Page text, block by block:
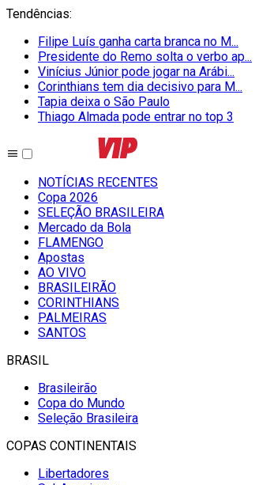
Tendências:
Filipe Luís ganha carta branca no M...
Presidente do Remo solta o verbo ap...
Vinícius Júnior pode jogar na Arábi...
Corinthians tem dia decisivo para M...
Tapia deixa o São Paulo
Thiago Almada pode entrar no top 3
NOTÍCIAS RECENTES
Copa 2026
SELEÇÃO BRASILEIRA
Mercado da Bola
FLAMENGO
Apostas
AO VIVO
BRASILEIRÃO
CORINTHIANS
PALMEIRAS
SANTOS
BRASIL
Brasileirão
Copa do Mundo
Seleção Brasileira
COPAS CONTINENTAIS
Libertadores